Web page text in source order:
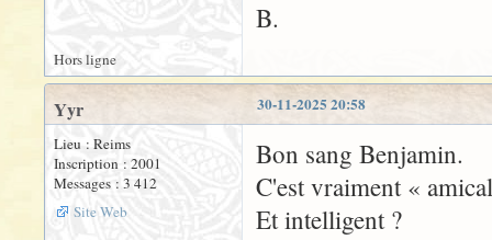
B.
Hors ligne
30-11-2025 20:58
Yyr
Lieu : Reims
Inscription : 2001
Messages : 3 412
Site Web
Bon sang Benjamin.
C'est vraiment «
Et intelligent ?